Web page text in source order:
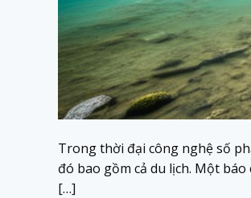
Trong thời đại công nghệ số
đó bao gồm cả du lịch. Một
[…]